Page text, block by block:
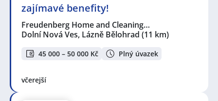
zajímavé benefity!
Freudenberg Home and Cleaning…
Dolní Nová Ves, Lázně Bělohrad (11 km)
45 000 – 50 000 Kč Plný úvazek
včerejší